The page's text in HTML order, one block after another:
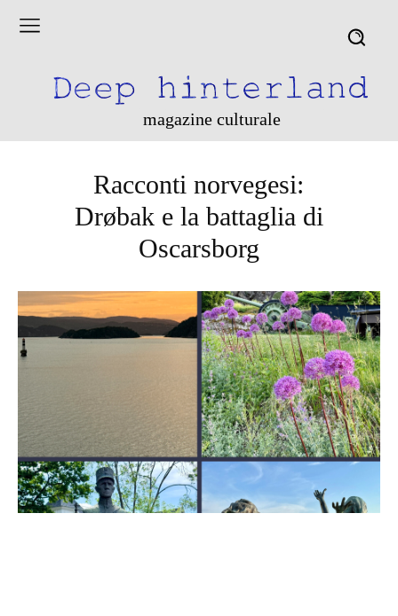
magazine culturale
Racconti norvegesi:
Drøbak e la battaglia di
Oscarsborg